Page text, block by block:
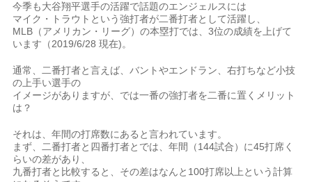
今季も大谷翔平選手の活躍で話題のエンジェルスには
マイク・トラウトという強打者が二番打者として活躍し、
MLB（アメリカン・リーグ）の本塁打では、3位の成績を上げて
います（2019/6/28 現在)。
通常、二番打者と言えば、バントやエンドラン、右打ちなど小技
の上手い選手の
イメージがありますが、では一番の強打者を二番に置くメリット
は？
それは、年間の打席数にあると言われています。
まず、二番打者と四番打者とでは、年間（144試合）に45打席く
らいの差があり、
九番打者と比較すると、その差はなんと100打席以上という計算